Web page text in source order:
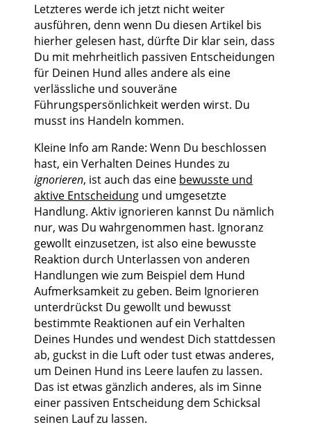
Letzteres werde ich jetzt nicht weiter
ausführen, denn wenn Du diesen Artikel bis
hierher gelesen hast, dürfte Dir klar sein, dass
Du mit mehrheitlich passiven Entscheidungen
für Deinen Hund alles andere als eine
verlässliche und souveräne
Führungspersönlichkeit werden wirst. Du
musst ins Handeln kommen.
Kleine Info am Rande: Wenn Du beschlossen
hast, ein Verhalten Deines Hundes zu
ignorieren, ist auch das eine bewusste und
aktive Entscheidung und umgesetzte
Handlung. Aktiv ignorieren kannst Du nämlich
nur, was Du wahrgenommen hast. Ignoranz
gewollt einzusetzen, ist also eine bewusste
Reaktion durch Unterlassen von anderen
Handlungen wie zum Beispiel dem Hund
Aufmerksamkeit zu geben. Beim Ignorieren
unterdrückst Du gewollt und bewusst
bestimmte Reaktionen auf ein Verhalten
Deines Hundes und wendest Dich stattdessen
ab, guckst in die Luft oder tust etwas anderes,
um Deinen Hund ins Leere laufen zu lassen.
Das ist etwas gänzlich anderes, als im Sinne
einer passiven Entscheidung dem Schicksal
seinen Lauf zu lassen.